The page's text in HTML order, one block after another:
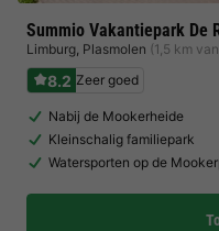
Summio Vakantiepark De
Limburg, Plasmolen (1,5 km
8.2 Zeer goed
Nabij de Mookerheide
Kleinschalig familiepark
Watersporten op de